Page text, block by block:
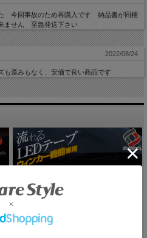
今回事故のため再購入です 納品書が同梱
ません 至急発送下さい
2022/08/24
も歪みもなく、安価で良い商品です